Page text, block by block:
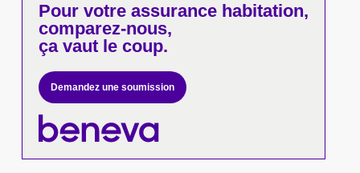
Pour votreassurance habitation,
comparez-nous,
ça vaut le coup.
Demandez une soumission